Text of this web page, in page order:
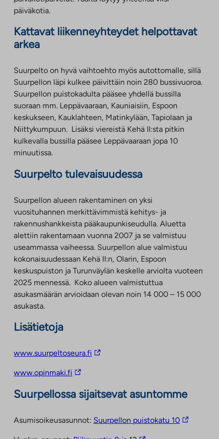
päiväkotia.
Kattavat liikenneyhteydet helpottavat
arkea
Suurpelto on hyvä vaihtoehto myös autottomalle, sillä
Suurpellon läpi kulkee päivittäin noin 280 bussivuoroa.
Suurpellon puistokadulta pääsee yhdellä bussilla
suoraan mm. Leppävaaraan, Kauniaisiin, Espoon
keskukseen, Kauklahteen, Matinkylään, Tapiolaan ja
Niittykumpuun. Lisäksi viereistä Kehä II:sta pitkin
kulkevalla bussilla pääsee Leppävaaraan jopa 10
minuutissa.
Suurpelto tulevaisuudessa
Suurpellon alueen rakentaminen on yksi
vuosituhannen merkittävimmistä kehitys- ja
rakennushankkeista pääkaupunkiseudulla. Aluetta
alettiin rakentamaan vuonna 2007 ja se valmistuu
useammassa vaiheessa. Suurpellon alue valmistuu
kokonaisuudessaan Kehä II:n, Olarin, Espoon
keskuspuiston ja Turunväylän keskelle arviolta vuoteen
2025 mennessä. Koko alueen valmistuttua
asukasmäärän arvioidaan olevan noin 14 000 – 15 000
asukasta.
Lisätietoja
www.suurpeltoseura.fi Linkki
palveluun.
Linkki
uuteen
välilehteen
www.opinmaki.fi Linkki
ulkopuoliseen
Suurpellossa sijaitsevat asuntomme
Asumisoikeusasunnot: Suurpellon puistokatu 10Linkki